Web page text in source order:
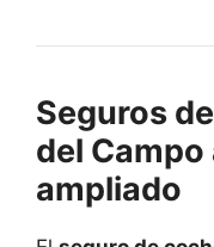
Seguros
del
ampliado